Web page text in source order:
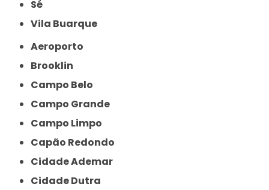
Sé
Vila Buarque
Aeroporto
Brooklin
Campo Belo
Campo Grande
Campo Limpo
Capão Redondo
Cidade Ademar
Cidade Dutra